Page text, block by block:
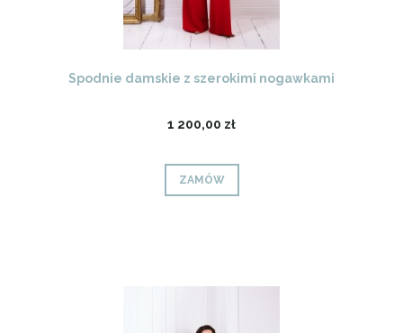
Spodnie damskie z szerokimi nogawkami
1 200,00 zł
ZAMÓW